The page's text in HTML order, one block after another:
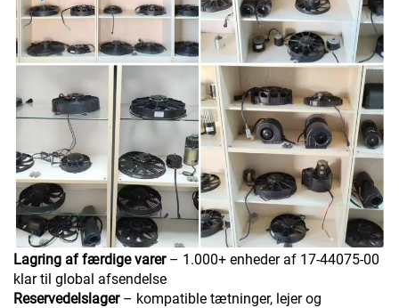
Lagring af færdige varer – 1.000+ enheder af 17-44075-00
klar til global afsendelse
Reservedelslager – kompatible tætninger, lejer og